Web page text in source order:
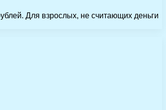
Для взрослых, не считающих деньги